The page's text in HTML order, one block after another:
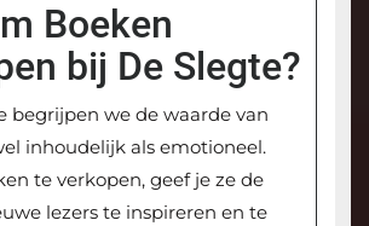
Boeken
bij De Slegte?
begrijpen we de waarde van
inhoudelijk als emotioneel.
te verkopen, geef je ze de
lezers te inspireren en te